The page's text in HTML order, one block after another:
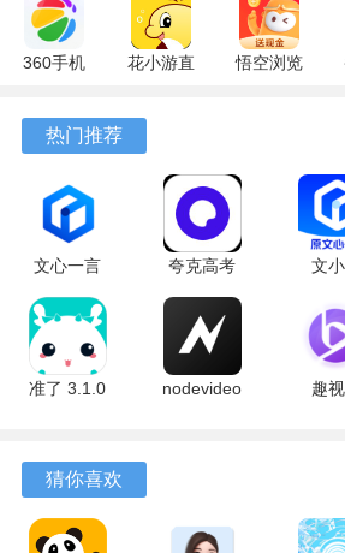
软件亮点
1、用户每日登录可参与现金领取活动
360手机
10.13.27
最新版
花小游直
17.9.56
悟空浏览
热门推荐
文心一言
4.0
5.16.0.10
最新版
夸克高考
10.14.6.1121
最新版
文
安
准了 3.1.0
nodevideo
趣
猜你喜欢